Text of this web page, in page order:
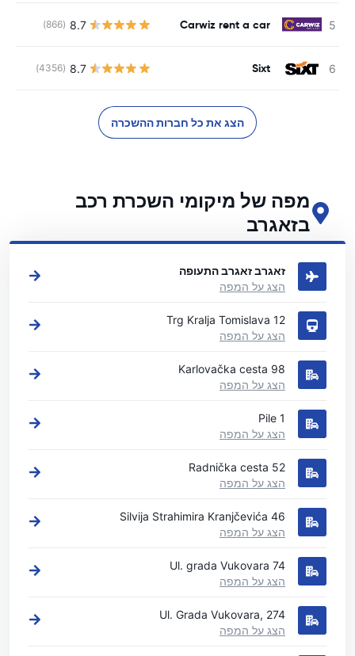
Carwiz rent a car
8.7
(866)
Sixt
8.7
(4356)
הצג את כל חברות ההשכרה
מפה של מיקומי השכרת רכב
בזאגרב
ראה את מיקומי השכרת הרכב העיקריים שלנו בזאגרב
זאגרב זאגרב התעופה
הצג על המפה
Trg Kralja Tomislava 12
הצג על המפה
Karlovačka cesta 98
הצג על המפה
Pile 1
הצג על המפה
Radnička cesta 52
הצג על המפה
Silvija Strahimira Kranjčevića 46
הצג על המפה
Ul. grada Vukovara 74
הצג על המפה
Ul. Grada Vukovara, 274
הצג על המפה